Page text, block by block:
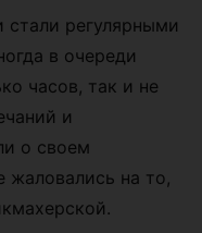
регулярными
в очереди
часов, так и не
и
о своем
на то,